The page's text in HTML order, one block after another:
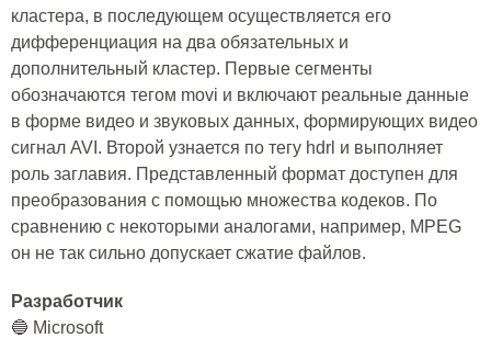
кластера, в последующем осуществляется его
дифференциация на два обязательных и
дополнительный кластер. Первые сегменты
обозначаются тегом movi и включают реальные данные
в форме видео и звуковых данных, формирующих видео
сигнал AVI. Второй узнается по тегу hdrl и выполняет
роль заглавия. Представленный формат доступен для
преобразования с помощью множества кодеков. По
сравнению с некоторыми аналогами, например, MPEG
он не так сильно допускает сжатие файлов.
Разработчик
🔵 Microsoft